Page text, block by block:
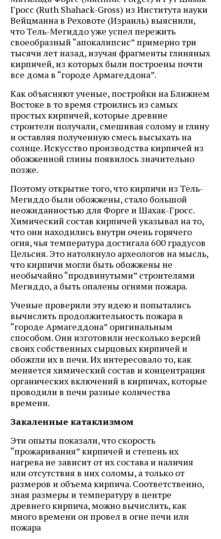
Гросс (Ruth Shahack-Gross) из Института науки
Вейцманна в Реховоте (Израиль) выяснили,
что Тель-Мегиддо уже успел пережить
своеобразный “апокалипсис” примерно три
тысячи лет назад, изучая фрагменты глиняных
кирпичей, из которых были построены почти
все дома в “городе Армагеддона”.
Как объясняют ученые, постройки на Ближнем
Востоке в то время строились из самых
простых кирпичей, которые древние
строители получали, смешивая солому и глину
и оставляя полученную смесь высыхать на
солнце. Искусство производства кирпичей из
обожженной глины появилось значительно
позже.
Поэтому открытие того, что кирпичи из Тель-
Мегиддо были обожжены, стало большой
неожиданностью для Форге и Шахак-Гросс.
Химический состав кирпичей указывал на то,
что они находились внутри очень горячего
огня, чья температура достигала 600 градусов
Цельсия. Это натолкнуло археологов на мысль,
что кирпичи могли быть обожжены не
необычайно “продвинутыми” строителями
Мегиддо, а быть опалены огнями пожара.
Ученые проверили эту идею и попытались
вычислить продолжительность пожара в
“городе Армагеддона” оригинальным
способом. Они изготовили несколько версий
своих собственных сырцовых кирпичей и
обожгли их в печи. Их интересовало то, как
меняется химический состав и концентрация
органических включений в кирпичах, которые
проводили в печи разные количества
времени.
Закаленные катаклизмом
Эти опыты показали, что скорость
“прожаривания” кирпичей и степень их
нагрева не зависит от их состава и наличия
или отсутствия в них соломы, а только от
размеров и объема кирпича. Соответственно,
зная размеры и температуру в центре
древнего кирпича, можно вычислить, как
много времени он провел в огне печи или
пожара